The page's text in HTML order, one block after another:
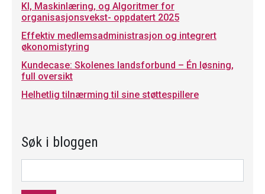
KI, Maskinlæring, og Algoritmer for
organisasjonsvekst- oppdatert 2025
Effektiv medlemsadministrasjon og integrert
økonomistyring
Kundecase: Skolenes landsforbund – Én løsning,
full oversikt
Helhetlig tilnærming til sine støttespillere
Søk i bloggen